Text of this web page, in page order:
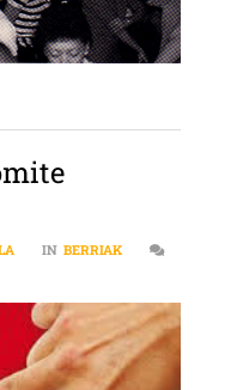
IN BERRIAK
2014 DE KOMITE